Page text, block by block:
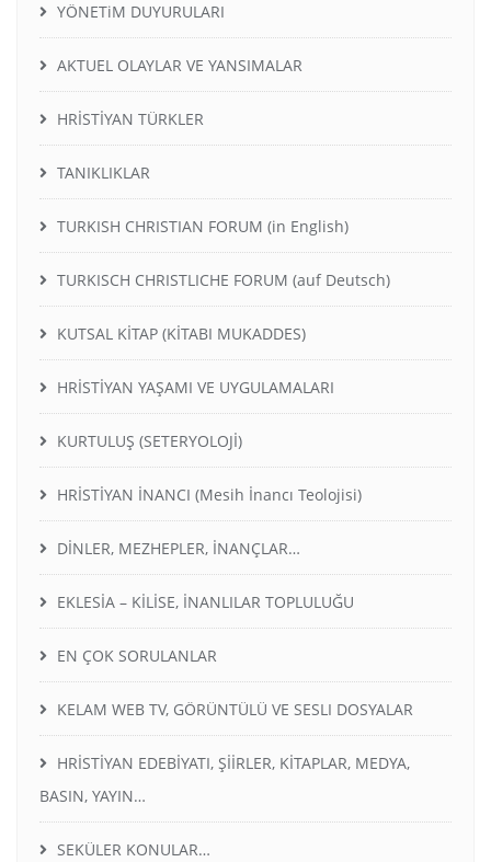
YÖNETiM DUYURULARI
AKTUEL OLAYLAR VE YANSIMALAR
HRİSTİYAN TÜRKLER
TANIKLIKLAR
TURKISH CHRISTIAN FORUM (in English)
TURKISCH CHRISTLICHE FORUM (auf Deutsch)
KUTSAL KİTAP (KİTABI MUKADDES)
HRİSTİYAN YAŞAMI VE UYGULAMALARI
KURTULUŞ (SETERYOLOJİ)
HRİSTİYAN İNANCI (Mesih İnancı Teolojisi)
DİNLER, MEZHEPLER, İNANÇLAR…
EKLESİA – KİLİSE, İNANLILAR TOPLULUĞU
EN ÇOK SORULANLAR
KELAM WEB TV, GÖRÜNTÜLÜ VE SESLI DOSYALAR
HRİSTİYAN EDEBİYATI, ŞİİRLER, KİTAPLAR, MEDYA,
BASIN, YAYIN…
SEKÜLER KONULAR…